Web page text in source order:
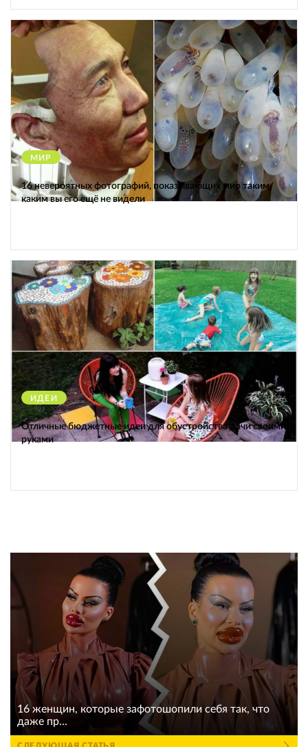
МИР 12309
16 невероятных фотографий, показывающих мир таким,
каким вы его ещё не видели
ИДЕИ 38376
Отличные бюджетные идеи для обустройства дачи своими
руками
16 женщин, которые зафотошопили себя так, что
даже пр...